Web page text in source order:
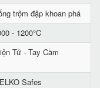
trộm đập khoan phá
- 1200°C
Tử - Tay Cầm
Safes